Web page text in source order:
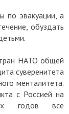
по эвакуации, а
обуздать
НАТО общей
суверенитета
менталитета.
с Россией на
х годов все